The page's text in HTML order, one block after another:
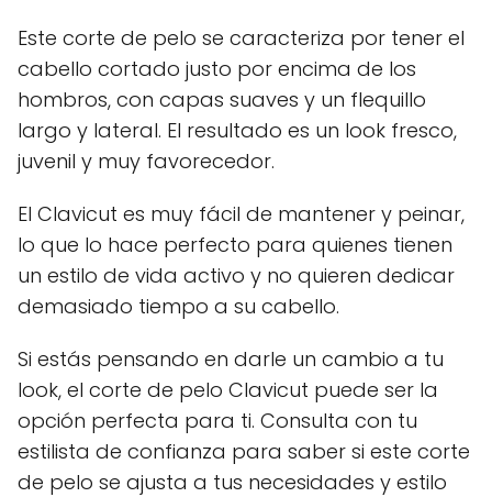
Este corte de pelo se caracteriza por tener el
cabello cortado justo por encima de los
hombros, con capas suaves y un flequillo
largo y lateral. El resultado es un look fresco,
juvenil y muy favorecedor.
El Clavicut es muy fácil de mantener y peinar,
lo que lo hace perfecto para quienes tienen
un estilo de vida activo y no quieren dedicar
demasiado tiempo a su cabello.
Si estás pensando en darle un cambio a tu
look, el corte de pelo Clavicut puede ser la
opción perfecta para ti. Consulta con tu
estilista de confianza para saber si este corte
de pelo se ajusta a tus necesidades y estilo